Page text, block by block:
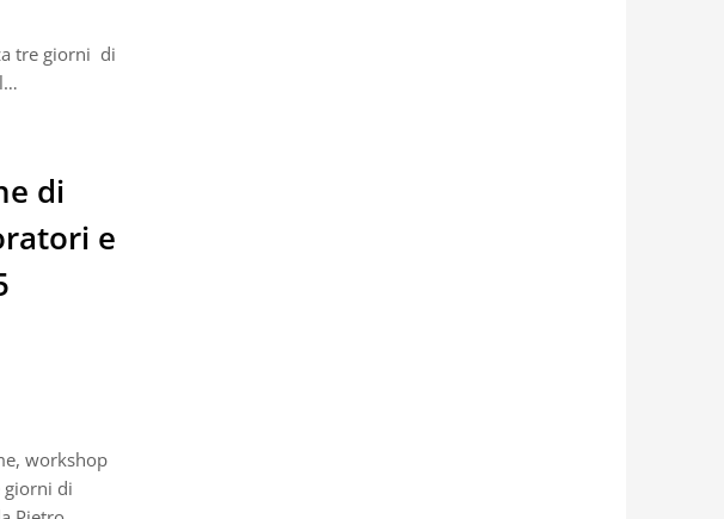
tre giorni di
di
e
workshop
giorni di